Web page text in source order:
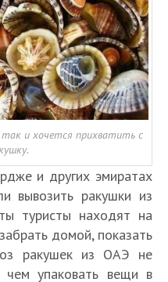
и хочется прихватить с
и других эмиратах
вывозить ракушки из
туристы находят на
домой, показать
ракушек из ОАЭ не
упаковать вещи в